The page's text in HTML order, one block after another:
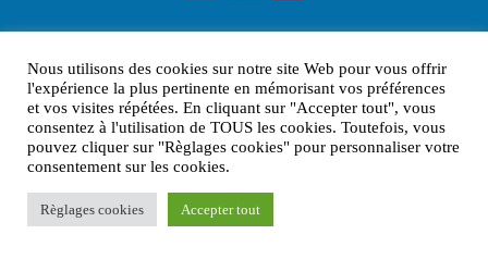
Nous utilisons des cookies sur notre site Web pour vous offrir
l'expérience la plus pertinente en mémorisant vos préférences
et vos visites répétées. En cliquant sur "Accepter tout", vous
consentez à l'utilisation de TOUS les cookies. Toutefois, vous
pouvez cliquer sur "Règlages cookies" pour personnaliser votre
consentement sur les cookies.
Règlages cookies Accepter tout